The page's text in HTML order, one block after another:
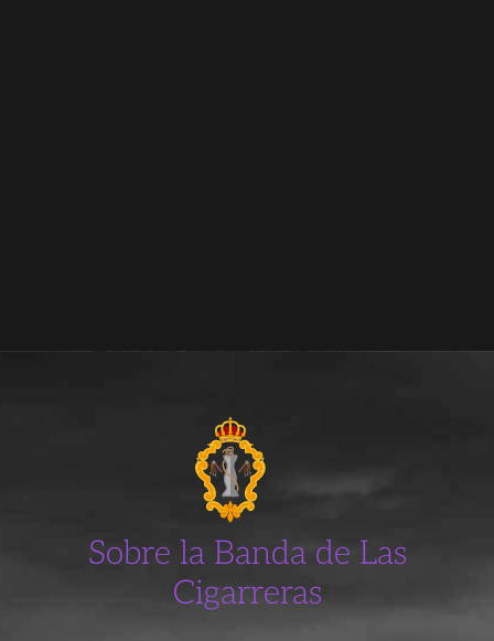
Sobre la Banda de Las
Cigarreras